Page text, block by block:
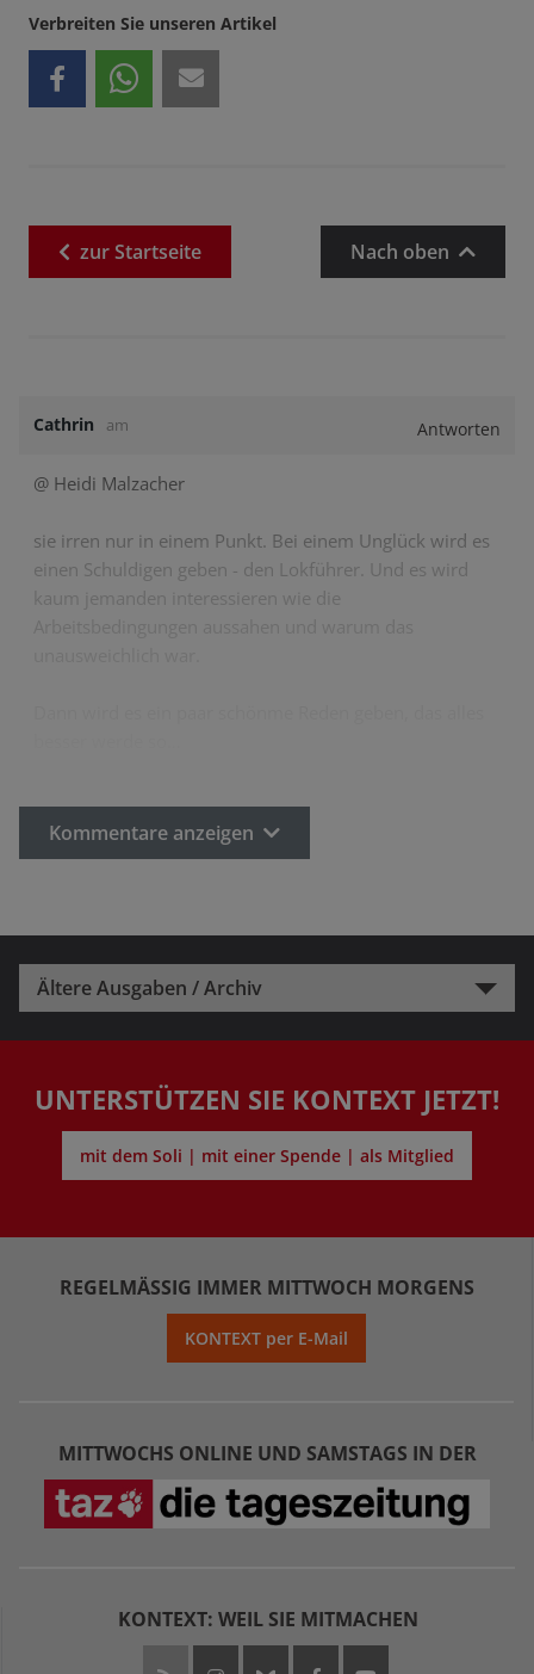
Verbreiten Sie unseren Artikel
zurStartseite Nach oben
Cathrin am Antworten
@ Heidi Malzacher
sie irren nur in einem Punkt. Bei einem Unglück wird es
einen Schuldigen geben - den Lokführer. Und es wird
kaum jemanden interessieren wie die
Kommentare anzeigen
Ältere Ausgaben / Archiv
UNTERSTÜTZEN SIE KONTEXT JETZT!
mit dem Soli | mit einer Spende | als Mitglied
REGELMÄSSIG IMMER MITTWOCH MORGENS
KONTEXT per E-Mail
MITTWOCHS ONLINE UND SAMSTAGS IN DER
KONTEXT: WEIL SIE MITMACHEN